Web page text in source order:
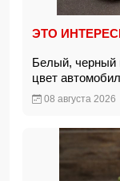
ЭТО
Белый, черный
цвет
08 августа 2026